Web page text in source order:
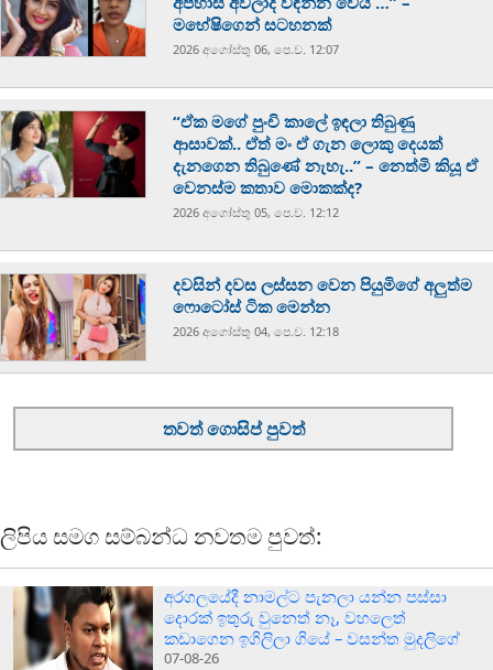
මහේෂිගෙන් සටහනක්
2026 අගෝස්‍තු 06, පෙ.ව. 12:07
“ඒක මගේ පුංචි කාලේ ඉඳලා තිබුණු
ආසාවක්.. ඒත් මං ඒ ගැන ලොකු දෙයක්
දැනගෙන තිබුණේ නැහැ..” – නෙත්මි කියූ ඒ
වෙනස්ම කතාව මොකක්ද?
2026 අගෝස්‍තු 05, පෙ.ව. 12:12
දවසින් දවස ලස්සන වෙන පියුමිගේ අලුත්ම
ෆොටෝස් ටික මෙන්න
2026 අගෝස්‍තු 04, පෙ.ව. 12:18
තවත් ගොසිප් පුවත්
ලිපිය සමග සම්බන්ධ නවතම පුවත්:
අරගලයේදී නාමල්ට පැනලා යන්න පස්ස‍ා
දොරක් ඉතුරු වුනෙත් නෑ, වහලෙත්
කඩාගෙන ඉගිලිලා ගියේ – වසන්ත මුදලිගේ
07-08-26